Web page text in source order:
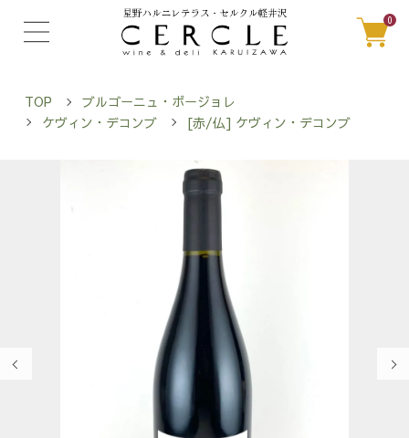
0
TOP
ブルゴーニュ・ボージョレ
ケヴィン・デコンブ
[赤/仏] ケヴィン・デコンブ